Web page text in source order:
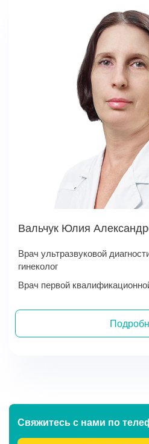
Вальчук Юлия
Врач ультразвуковой
гинеколог
Врач первой
Свяжитесь с нами по